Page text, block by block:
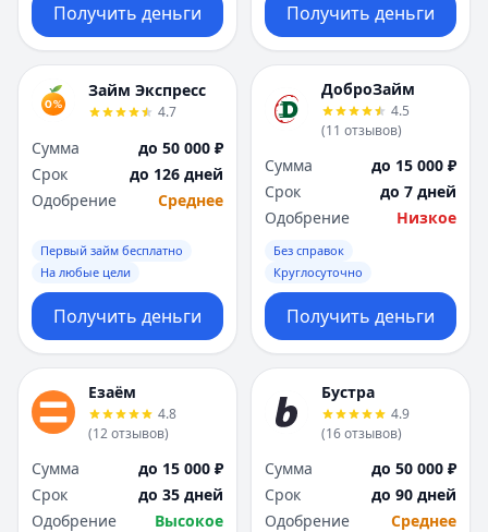
Получить деньги Получить деньги
Займ Экспресс
4.7
Сумма
до 50 000 ₽
Срок
до 126 дней
Одобрение
Среднее
Первый займ бесплатно
На любые цели
Получить деньги
ДоброЗайм
4.5
(11 отзывов)
Сумма
до 15 000 ₽
Срок
до 7 дней
Одобрение
Низкое
Без справок
Круглосуточно
Получить деньги
Езаём
4.8
(12отзывов)
Сумма
до 15 000 ₽
Срок
до 35 дней
Одобрение
Высокое
Бустра
4.9
(16отзывов)
Сумма
до 50 000 ₽
Срок
до 90 дней
Одобрение
Среднее